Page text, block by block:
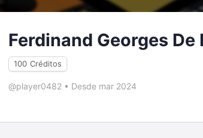
Ferdinand Georges
100 Créditos
@player0482 • Desde mar 2024